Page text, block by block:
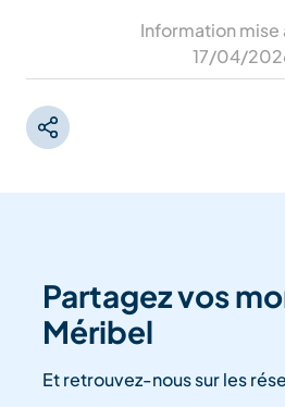
Information mise
17/04/
Partagez vos
Méribel
Et retrouvez-nous sur les